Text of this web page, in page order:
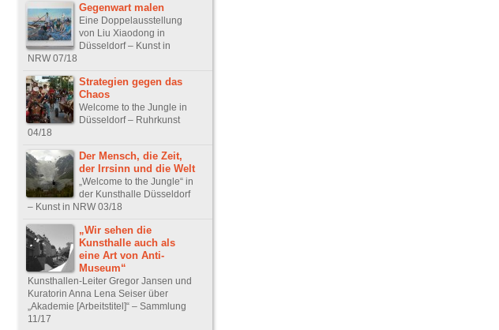
Gegenwart malen
Eine Doppelausstellung
von Liu Xiaodong in
Düsseldorf – Kunst in
NRW 07/18
Strategien gegen das
Chaos
Welcome to the Jungle in
Düsseldorf – Ruhrkunst
04/18
Der Mensch, die Zeit,
der Irrsinn und die Welt
„Welcome to the Jungle“ in
der Kunsthalle Düsseldorf
– Kunst in NRW 03/18
„Wir sehen die
Kunsthalle auch als
eine Art von Anti-
Museum“
Kunsthallen-Leiter Gregor Jansen und
Kuratorin Anna Lena Seiser über
„Akademie [Arbeitstitel]“ – Sammlung
11/17